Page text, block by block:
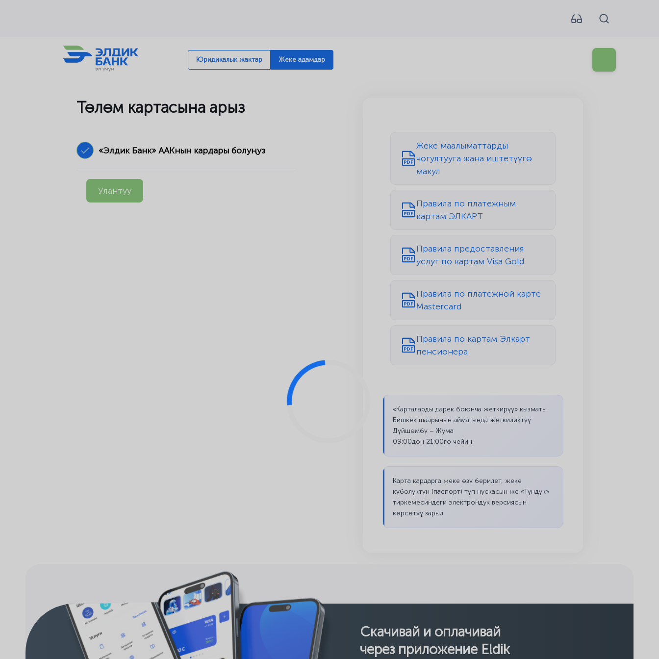
Юридикалык жактар Жеке адамдар
Төлөм картасына арыз
«Элдик Банк» ААКнын кардары болуңуз
Улантуу
Жеке маалыматтарды
чогултууга жана иштетүүгө
макул
Правила по платежным
картам ЭЛКАРТ
Правила предоставления
услуг по картам Visa Gold
Правила по платежной карте
Mastercard
Правила по картам Элкарт
пенсионера
«Карталарды дарек боюнча жеткирүү» кызматы
Бишкек шаарынын аймагында жеткиликтүү
Дүйшөмбү – Жума
09:00дөн 21:00гө чейин
Карта кардарга жеке өзү берилет, жеке
күбөлүктүн (паспорт) түп нускасын же «Түндүк»
тиркемесиндеги электрондук версиясын
көрсөтүү зарыл
Скачивай и оплачивай
через приложение Eldik